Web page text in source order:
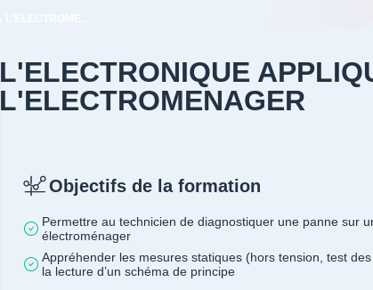
L'ELECTRONIQUE
L'ELECTROMENAGER
Objectifs de la formation
Permettre au technicien de diagnostiquer une panne sur
électroménager
Appréhender les mesures statiques (hors tension, test
la lecture d’un schéma de principe